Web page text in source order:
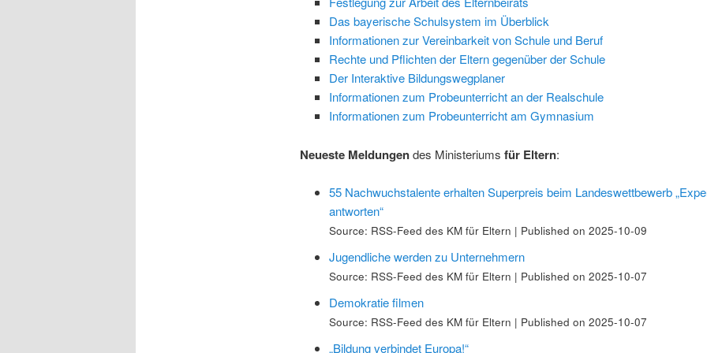
Das bayerische Schulsystem im Überblick
Informationen zur Vereinbarkeit von Schule und Beruf
Rechte und Pflichten der Eltern gegenüber der Schule
Der Interaktive Bildungswegplaner
Informationen zum Probeunterricht an der Realschule
Informationen zum Probeunterricht am Gymnasium
Neueste Meldungendes Ministeriums für Eltern:
55 Nachwuchstalente erhalten Superpreis beim Landeswettbewerb
antworten“
Source: RSS-Feed des KM für Eltern Published on 2025-10-09
Jugendliche werden zu Unternehmern
Source: RSS-Feed des KM für Eltern Published on 2025-10-07
Demokratie filmen
Source: RSS-Feed des KM für Eltern Published on 2025-10-07
„Bildung verbindet Europa!“